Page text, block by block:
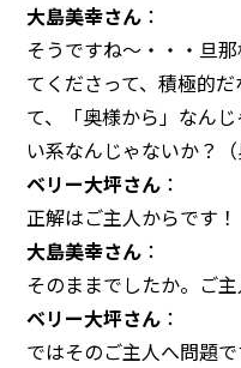
大島美幸さん ：
そうですね～・・・旦
てくださって、積極的
て、「奥様から」なん
い系なんじゃないか？
ベリー大坪さん ：
正解はご主人からです！
大島美幸さん ：
そのままでしたか。ご主
ベリー大坪さん ：
ではそのご主人へ問題で